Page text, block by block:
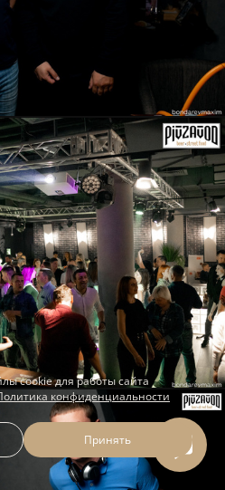
cookie для работы сайта
конфиденциальности
Принять